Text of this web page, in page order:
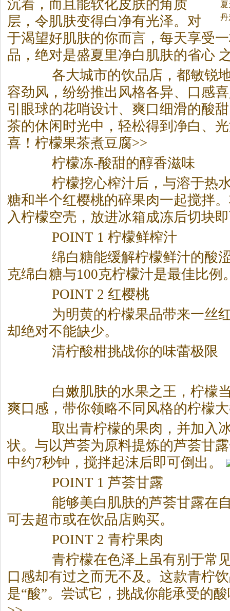
沉着，而且能软化皮肤的角质
层，令肌肤变得白净有光泽。对
于渴望好肌肤的你而言，每天享受
品，绝对是盛夏里净白肌肤的省心
各大城市的饮品店，都敏锐地
容劲风，纷纷推出风格各异、口感
引眼球的花哨设计、爽口细滑的酸
茶的休闲时光中，轻松得到净白、
喜！柠檬果茶煮豆腐>>
柠檬冻-酸甜的醇香滋味
柠檬挖心榨汁后，与溶于热水
糖和半个红樱桃的碎果肉一起搅拌
入柠檬空壳，放进冰箱成冻后切块
POINT 1 柠檬鲜榨汁
绵白糖能缓解柠檬鲜汁的酸涩
克绵白糖与100克柠檬汁是最佳比例
POINT 2 红樱桃
为明黄的柠檬果品带来一丝红
却绝对不能缺少。
清柠酸柑挑战你的味蕾极限
白嫩肌肤的水果之王，柠檬当
爽口感，带你领略不同风格的柠檬
取出青柠檬的果肉，并加入
状。与以芦荟为原料提炼的芦荟甘
中约7秒钟，搅拌起沫后即可倒出。
POINT 1 芦荟甘露
能够美白肌肤的芦荟甘露在自
可去超市或在饮品店购买。
POINT 2 青柠果肉
青柠檬在色泽上虽有别于常见
口感却有过之而无不及。这款青柠
是“酸”。尝试它，挑战你能承受的